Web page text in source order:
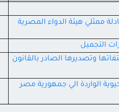
ممثلي هيئة الدواء المصرية
التجميل
وتصديرها الصادر بالقانون
الواردة الي جمهورية مصر